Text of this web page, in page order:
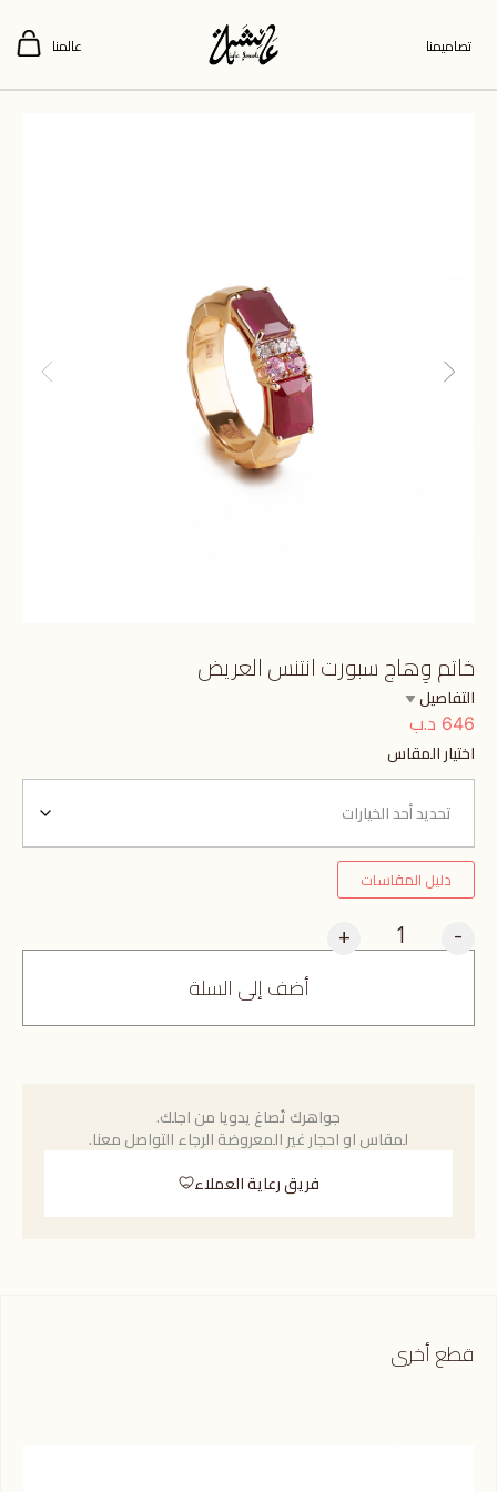
تصاميمنا عالمنا
خاتم وِهاج سبورت انتنس العريض
التفاصيل
646 د.ب
اختيار المقاس
دليل المقاسات
-
+
أضف إلى السلة
جواهرك تُصاغ يدويا من اجلك.
لمقاس او احجار غير المعروضة الرجاء التواصل معنا.
فريق رعاية العملاء
قطع أخرى